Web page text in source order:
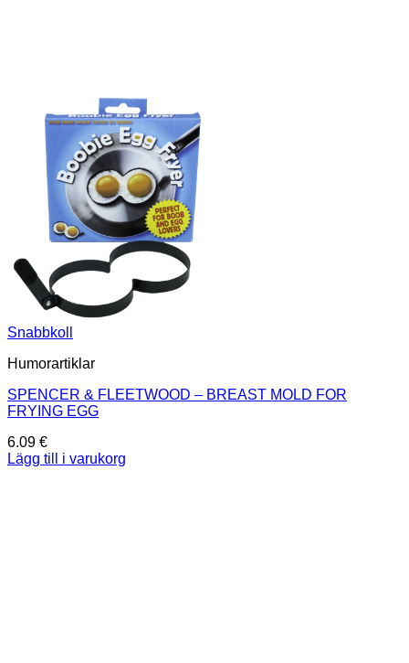
Snabbkoll
Humorartiklar
SPENCER & FLEETWOOD – BREAST MOLD FOR
FRYING EGG
6.09 €
Lägg till i varukorg